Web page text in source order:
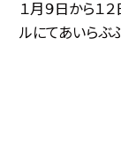
１月９日から１
ルにてあいらぶ